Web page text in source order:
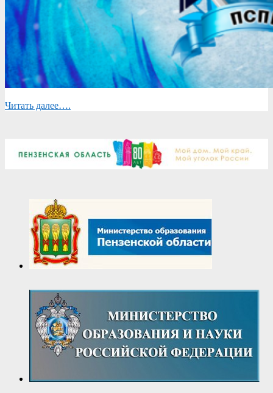
Читать далее….